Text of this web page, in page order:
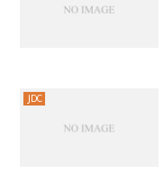
JDC